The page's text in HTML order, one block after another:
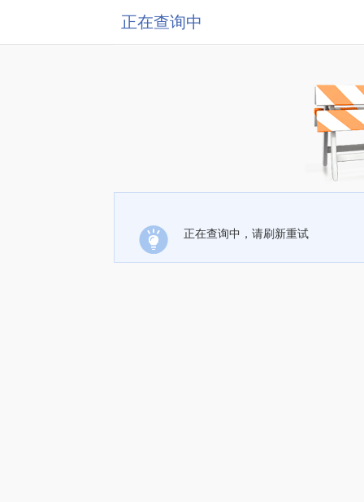
正在查询中
正在查询中，请刷新重试